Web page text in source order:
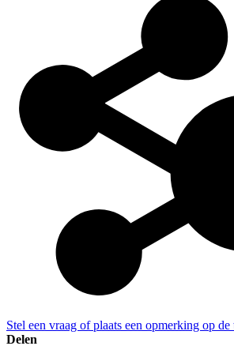
Stel een vraag of plaats een opmerking op
Delen